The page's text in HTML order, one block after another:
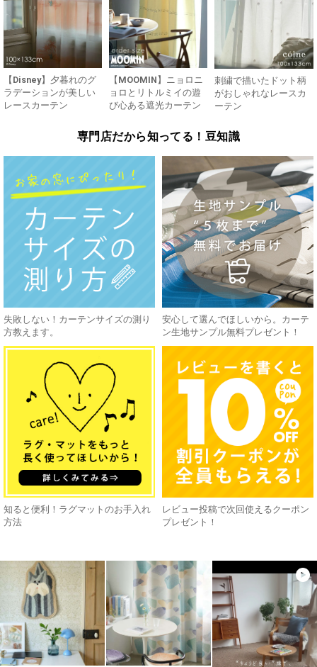
【Disney】夕暮れのグ
ラデーションが美しい
レースカーテン
【MOOMIN】ニョロニ
ョロとリトルミイの遊
び心ある遮光カーテン
刺繍で描いたドット柄
がおしゃれなレースカ
ーテン
専門店だから知ってる！豆知識
失敗しない！カーテンサイズの測り
方教えます。
安心して選んでほしいから。カーテ
ン生地サンプル無料プレゼント！
知ると便利！ラグマットのお手入れ
方法
レビュー投稿で次回使えるクーポン
プレゼント！